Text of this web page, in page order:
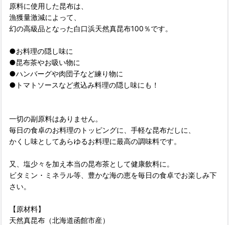
原料に使用した昆布は、
漁獲量激減によって、
幻の高級品となった白口浜天然真昆布100％です。
●お料理の隠し味に
●昆布茶やお吸い物に
●ハンバーグや肉団子など練り物に
●トマトソースなど煮込み料理の隠し味にも！
一切の副原料はありません。
毎日の食卓のお料理のトッピングに、手軽な昆布だしに、
かくし味としてあらゆるお料理に最高の調味料です。
又、塩少々を加え本当の昆布茶として健康飲料に。
ビタミン・ミネラル等、豊かな海の恵を毎日の食卓でお楽しみ下
さい。
【原材料】
天然真昆布（北海道函館市産）